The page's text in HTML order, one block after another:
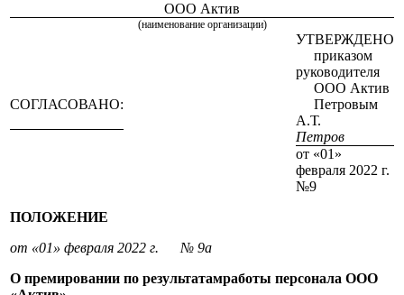
ООО Актив
(наименование организации)
СОГЛАСОВАНО:
УТВЕРЖДЕНО
приказом
руководителя
ООО Актив
Петровым
А.Т.
Петров
от «01»
февраля 2022 г.
№9
ПОЛОЖЕНИЕ
от «01» февраля 2022 г. № 9а
О премировании по результатамработы персонала ООО